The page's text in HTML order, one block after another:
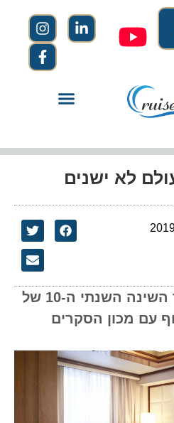
לא ישנים
כך עולה ממצאי סקר השינה השנתי ה-10 של
עם מכון הסקרים